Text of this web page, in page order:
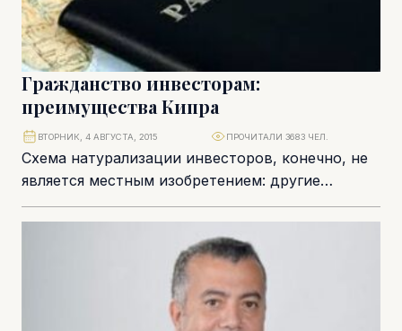
Гражданство инвесторам:
преимущества Кипра
Схема натурализации инвесторов, конечно, не
является местным изобретением: другие
европейские страны предложили подобные
схемы задолго до Кипра. Однако успех именно...
ВТОРНИК, 4 АВГУСТА, 2015 ПРОЧИТАЛИ 3683 ЧЕЛ.